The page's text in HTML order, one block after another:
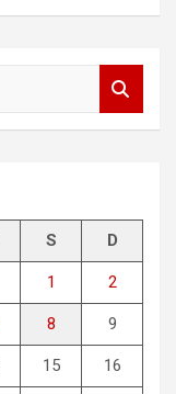
S D
1 2
8 9
15 16